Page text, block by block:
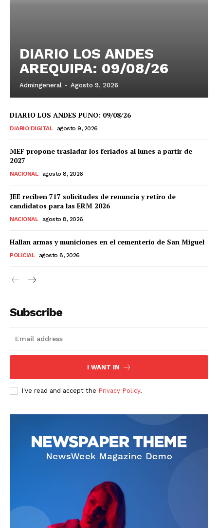
SUSCRIBETE
Nosotros
DIARIO LOS ANDES
AREQUIPA: 09/08/26
Admingeneral - Agosto 9, 2026
DIARIO LOS ANDES PUNO: 09/08/26
DIARIO DIGITAL agosto 9, 2026
MEF propone trasladar los feriados al lunes a partir de
2027
NACIONAL agosto 8, 2026
JEE reciben 717 solicitudes de renuncia y retiro de
candidatos para las ERM 2026
NACIONAL agosto 8, 2026
Hallan armas y municiones en el cementerio de San Miguel
POLICIAL agosto 8, 2026
Subscribe
I WANT IN
I've read and accept the Privacy Policy.